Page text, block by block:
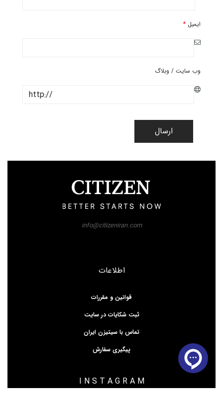
ایمیل *
وب سایت / وبلاگ
ارسال
info@citizeniran.com
اطلاعات
قوانین و مقررات
ثبت شکایات در سایت
تماس با سیتیزن ایران
پیگیری سفارش
I N S T A G R A M